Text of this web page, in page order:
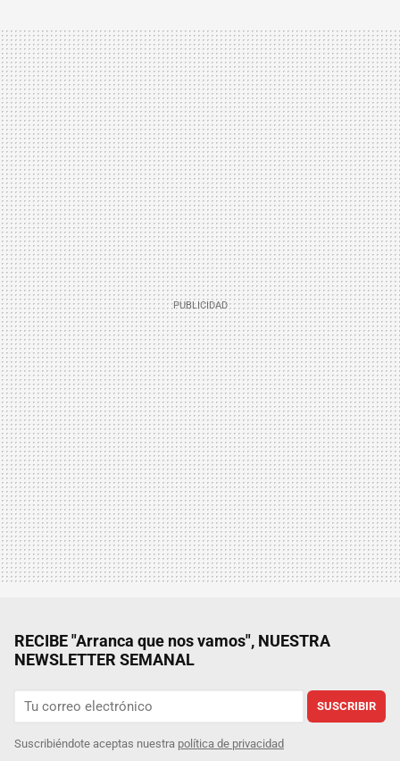
RECIBE "Arranca que nos vamos", NUESTRA
NEWSLETTER SEMANAL
SUSCRIBIR
Suscribiéndote aceptas nuestra política de privacidad